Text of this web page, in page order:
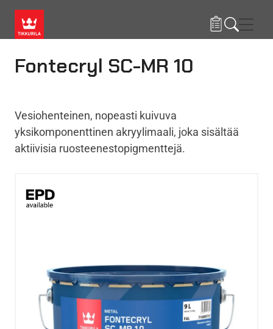
Fontecryl SC-MR 10
Vesiohenteinen, nopeasti kuivuva
yksikomponenttinen akryylimaali, joka sisältää
aktiivisia ruosteenestopigmenttejä.